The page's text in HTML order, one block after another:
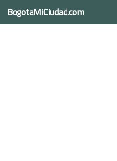
BogotaMiCiudad.com